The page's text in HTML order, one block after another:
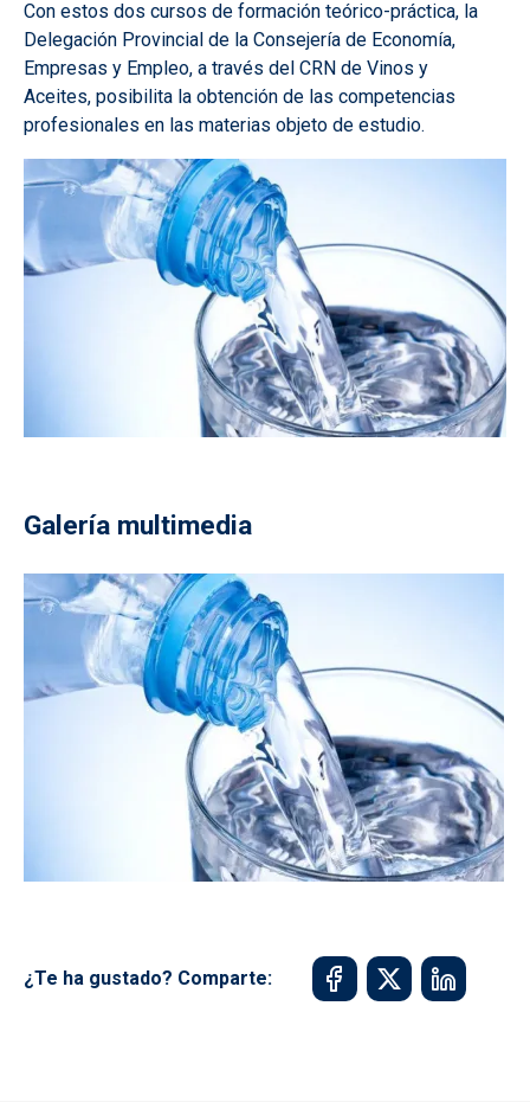
Con estos dos cursos de formación teórico-práctica, la
Delegación Provincial de la Consejería de Economía,
Empresas y Empleo, a través del CRN de Vinos y
Aceites, posibilita la obtención de las competencias
profesionales en las materias objeto de estudio.
Galería multimedia
¿Te ha gustado? Comparte: